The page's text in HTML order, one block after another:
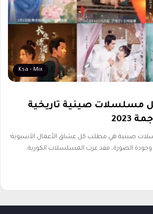
Ksa - Mix
مسلسلات صينية تاريخية
صينية هي مطلب كل عشاق الأعمال الآسيوية؛
وجودة الصورة، فقد غزت المسلسلات الكورية…